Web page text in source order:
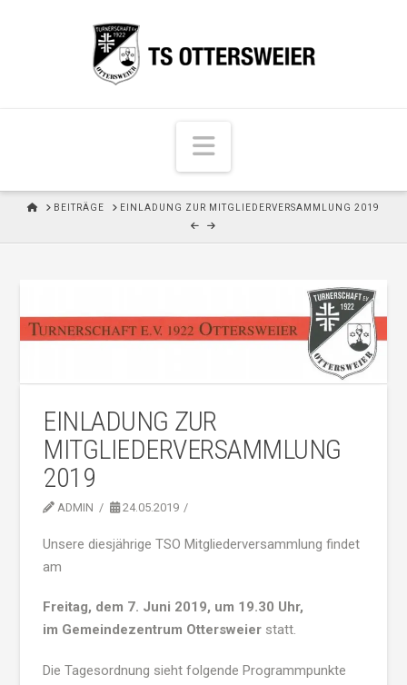
N
a
v
i
g
i
o
E
BEITRÄGE EINLADUNG ZUR MITGLIEDERVERSAMMLUNG 2019
EINLADUNG ZUR
MITGLIEDERVERSAMMLUNG
2019
ADMIN 24.05.2019
Unsere diesjährige TSO Mitgliederversammlung findet
am
Freitag, dem 7. Juni 2019, um 19.30 Uhr,
im Gemeindezentrum Ottersweier statt.
Die Tagesordnung sieht folgende Programmpunkte